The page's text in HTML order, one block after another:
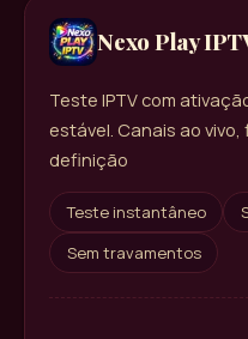
Nexo Play
Teste IPTV com
estável. Canais ao
definição
Teste instantâneo
Sem travamentos